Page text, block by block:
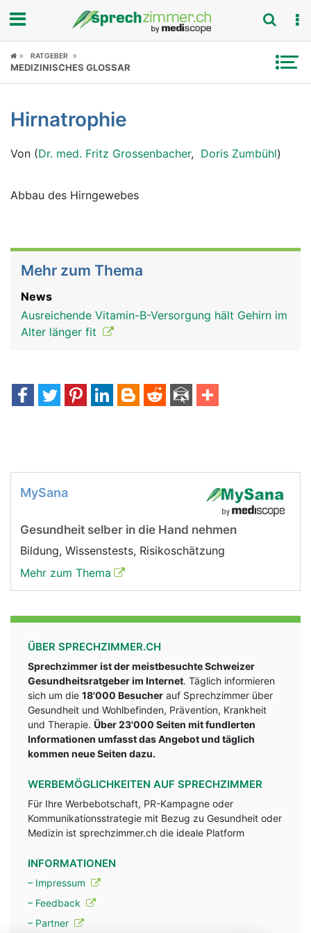
Fokus
Symptome
Untersuchungen
News
RATGEBER
MEDIZINISCHES GLOSSAR
Hirnatrophie
Von (Dr. med. Fritz Grossenbacher, Doris Zumbühl)
Abbau des Hirngewebes
Mehr zum Thema
News
Ausreichende Vitamin-B-Versorgung hält Gehirn im
Alter länger fit
MySana
Gesundheit selber in die Hand nehmen
Bildung, Wissenstests, Risikoschätzung
Mehr zum Thema
ÜBER SPRECHZIMMER.CH
Sprechzimmer ist der meistbesuchte Schweizer
Gesundheitsratgeber im Internet. Täglich informieren
sich um die 18'000 Besucher auf Sprechzimmer über
Gesundheit und Wohlbefinden, Prävention, Krankheit
und Therapie. Über 23'000 Seiten mit fundlerten
Informationen umfasst das Angebot und täglich
kommen neue Seiten dazu.
WERBEMÖGLICHKEITEN AUF SPRECHZIMMER
Für Ihre Werbebotschaft, PR-Kampagne oder
Kommunikationsstrategie mit Bezug zu Gesundheit oder
Medizin ist sprechzimmer.ch die ideale Platform
INFORMATIONEN
– Impressum
– Feedback
– Partner